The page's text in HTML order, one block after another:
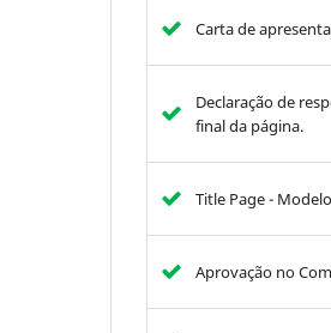
Carta de
Declaração de
final da página.
Title Page -
Aprovação no